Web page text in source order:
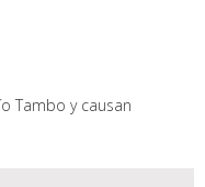
Tambo y causan